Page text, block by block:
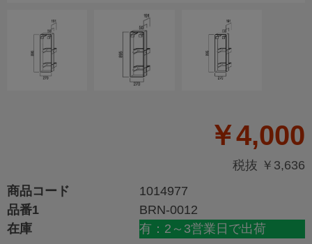
￥4,000
税抜 ￥3,636
商品コード
1014977
品番1
BRN-0012
在庫
有：2～3営業日で出荷